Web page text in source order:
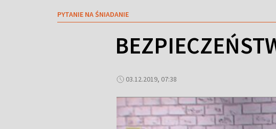
PYTANIE NA ŚNIADANIE
03.12.2019, 07:38